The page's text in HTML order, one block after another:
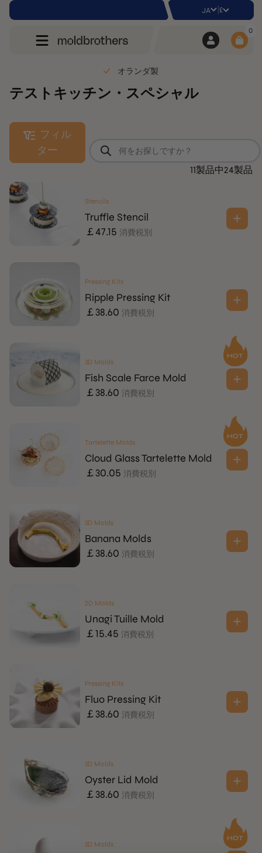
JA |£
0
オランダ製
テストキッチン・スペシャル
フィル
ター
11製品中24製品
Stencils
Truffle Stencil
￡ 47.15 消費税別
Pressing Kits
Ripple Pressing Kit
￡38.60 消費税別
3D Molds
Fish Scale Farce Mold
￡38.60 消費税別
Tartelette Molds
Cloud Glass Tartelette Mold
￡30.05 消費税別
3D Molds
Banana Molds
￡38.60 消費税別
2D Molds
Unagi Tuille Mold
￡15.45 消費税別
Pressing Kits
Fluo Pressing Kit
￡38.60 消費税別
3D Molds
Oyster Lid Mold
￡38.60 消費税別
3D Molds